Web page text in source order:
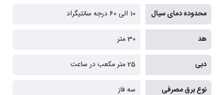
محدوده دمای سیال 10 الی 60 درجه سانتیگراد
هد 30 متر
دبی 25 متر مکعب در ساعت
نوع برق مصرفی سه فاز